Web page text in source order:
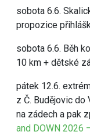
sobota 6.6.
propozice
sobota 6.6. Běh
10 km + dětské
pátek 12.6.
z Č. Budějovic
na zádech a pak
and DOWN 2026